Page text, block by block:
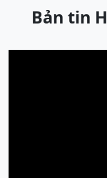
Bản tin